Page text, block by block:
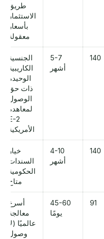
طريق
الاستثمار
بأسعار
معقولة
140
5-7
أشهر
الجنسية
الكاريبية
الوحيدة
ذات حق
الوصول
لمعاهدة
E-2
الأمريكية
140
4-10
أشهر
خيار
السندات
الحكومية
متاح
91
45-60
يومًا
أسرع
معالجة
عالميًا (لا
وصول